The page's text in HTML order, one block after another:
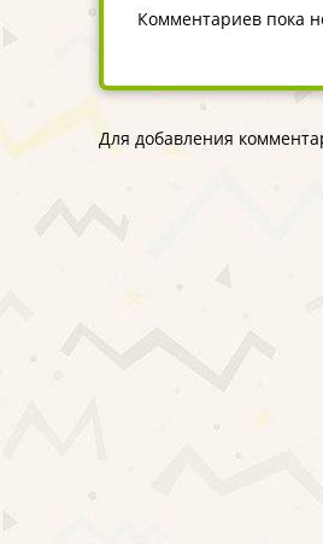
Комментариев пока
Для добавления